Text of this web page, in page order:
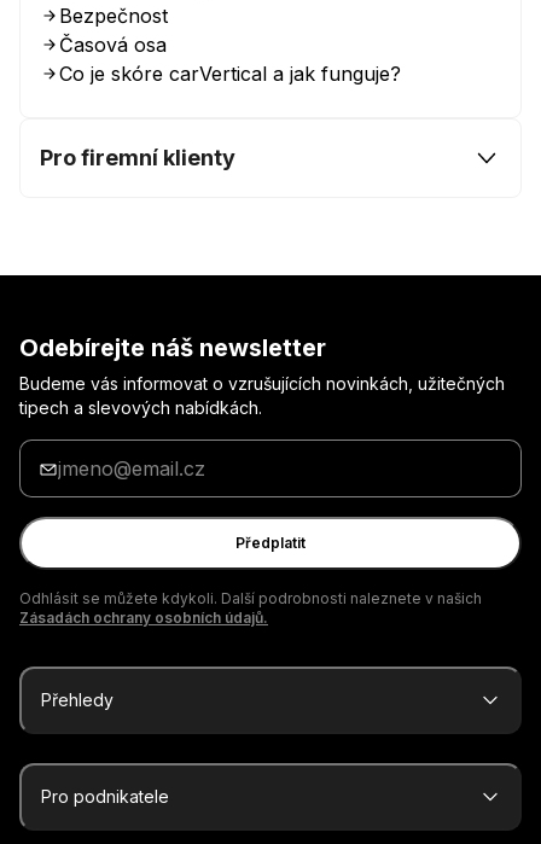
Bezpečnost
Časová osa
Co je skóre carVertical a jak funguje?
Pro firemní klienty
Odebírejte náš newsletter
Budeme vás informovat o vzrušujících novinkách, užitečných
tipech a slevových nabídkách.
Zadejte
svůj
e-
mail
Předplatit
Odhlásit se můžete kdykoli. Další podrobnosti naleznete v našich
Zásadách ochrany osobních údajů.
Přehledy
Pro podnikatele